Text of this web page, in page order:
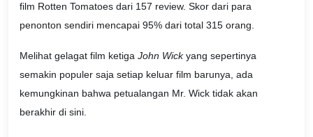
film Rotten Tomatoes dari 157 review. Skor dari para
penonton sendiri mencapai 95% dari total 315 orang.
Melihat gelagat film ketiga John Wickyang sepertinya
semakin populer saja setiap keluar film barunya, ada
kemungkinan bahwa petualangan Mr. Wick tidak akan
berakhir di sini.